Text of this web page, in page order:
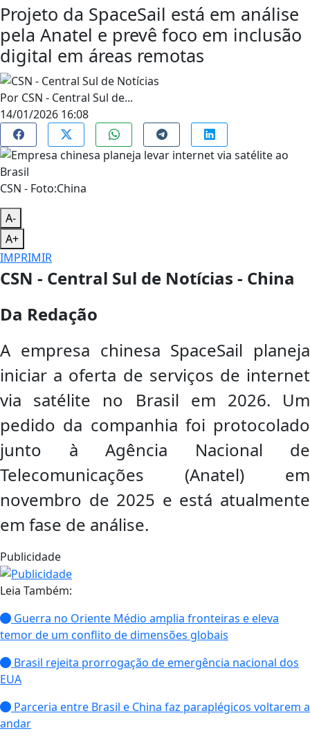
Projeto da SpaceSail está em análise
pela Anatel e prevê foco em inclusão
digital em áreas remotas
Por CSN - Central Sul de...
14/01/2026 16:08
CSN - Foto:China
A-
A+
IMPRIMIR
CSN - Central Sul de Notícias - China
Da Redação
A empresa chinesa SpaceSail planeja
iniciar a oferta de serviços de internet
via satélite no Brasil em 2026. Um
pedido da companhia foi protocolado
junto à Agência Nacional de
Telecomunicações (Anatel) em
novembro de 2025 e está atualmente
em fase de análise.
Publicidade
Leia Também:
Guerra no Oriente Médio amplia fronteiras e eleva
temor de um conflito de dimensões globais
Brasil rejeita prorrogação de emergência nacional dos
EUA
Parceria entre Brasil e China faz paraplégicos voltarem a
andar